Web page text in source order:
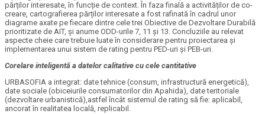
părților interesate, în funcție de context. În faza finală a activităților de co-
creare, cartografierea părților interesate a fost rafinată în cadrul unor
diagrame axate pe fiecare dintre cele trei Obiective de Dezvoltare Durabilă
prioritizate de AIT, și anume ODD-urile 7, 11 și 13. Concluziile au relevat
aspecte cheie care trebuie luate în considerare pentru proiectarea și
implementarea unui sistem de rating pentru PED-uri și PEB-uri.
Corelare inteligentă a datelor calitative cu cele cantitative
URBASOFIA a integrat: date tehnice (consum, infrastructură energetică),
date sociale (obiceiurile consumatorilor din Apahida), date teritoriale
(dezvoltare urbanistică),astfel încât sistemul de rating să fie: aplicabil,
ancorat în realitatea locală, replicabil.